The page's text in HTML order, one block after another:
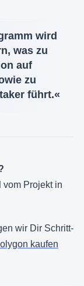
wird
was zu
auf
zu
führt.«
vom Projekt in
wir Dir Schritt-
kaufen